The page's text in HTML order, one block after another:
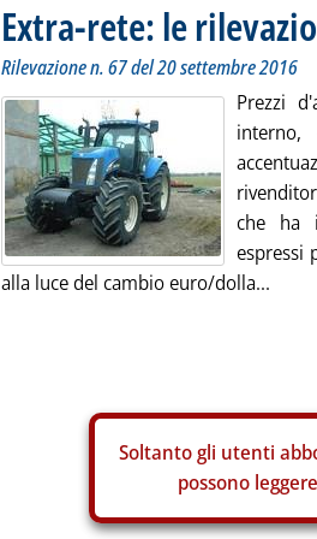
Extra-rete: le
Rilevazione n. 67 del 20 settembre 2016
Prezzi
che ha
espressi
alla luce del cambio euro/dolla...
Soltanto gli utenti
possono